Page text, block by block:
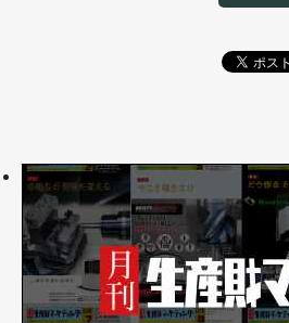
のサービス体制を強化、サービス
ロボットフェアで周辺機器やソリ
グリッパーとTIG溶接パッケージ
ザーのロボット活用を支援するプ
国際ロボット展リポートvol.13]